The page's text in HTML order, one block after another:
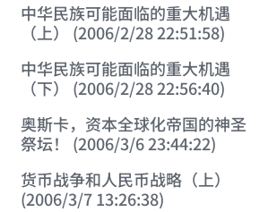
中华民族可能面临的重大机遇
（上） (2006/2/28 22:51:58)
中华民族可能面临的重大机遇
（下） (2006/2/28 22:56:40)
奥斯卡，资本全球化帝国的神圣
祭坛！ (2006/3/6 23:44:22)
货币战争和人民币战略（上）
(2006/3/7 13:26:38)